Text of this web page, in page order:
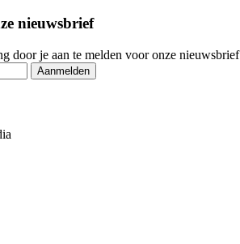
nieuwsbrief
door je aan te melden voor onze nieuwsbrief
Aanmelden